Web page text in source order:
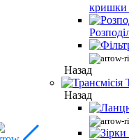
кришки
Назад
Назад